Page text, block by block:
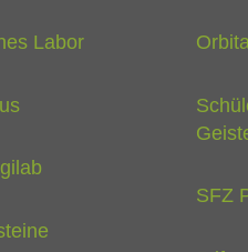
Labor
SFZ